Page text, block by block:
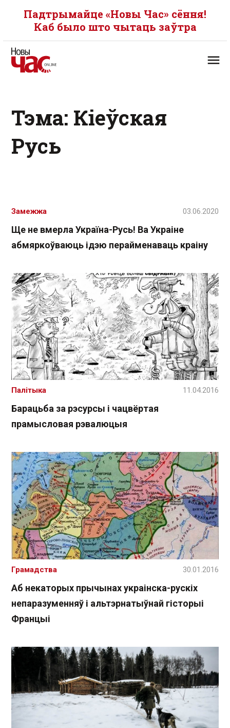
Падтрымайце «Новы Час» сёння!
Каб было што чытаць заўтра
Тэма: Кіеўская
Русь
Ще не вмерла Україна-Русь! Ва Украіне
абмяркоўваюць ідэю перайменаваць краіну
Замежжа 03.06.2020
Барацьба за рэсурсы і чацвёртая
прамысловая рэвалюцыя
Палітыка 11.04.2016
Аб некаторых прычынах украінска-рускіх
непаразуменняў і альтэрнатыўнай гісторыі
Францыі
Грамадства 30.01.2016